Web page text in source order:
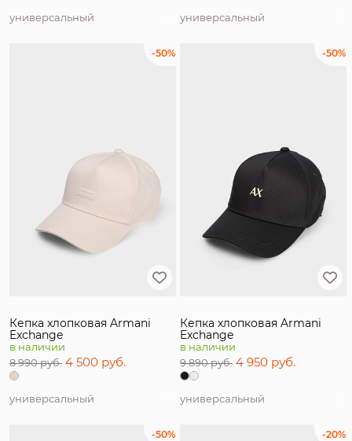
универсальный универсальный
-50%
Кепка хлопковая Armani
Exchange
в наличии
8 990 руб. 4 500 руб.
универсальный
-50%
Кепка хлопковая Armani
Exchange
в наличии
9 890 руб. 4 950 руб.
универсальный
-50% -20%